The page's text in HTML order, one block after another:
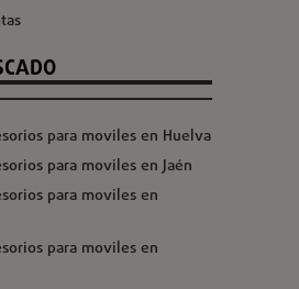
para moviles en Huelva
para moviles en Jaén
para moviles en
para moviles en